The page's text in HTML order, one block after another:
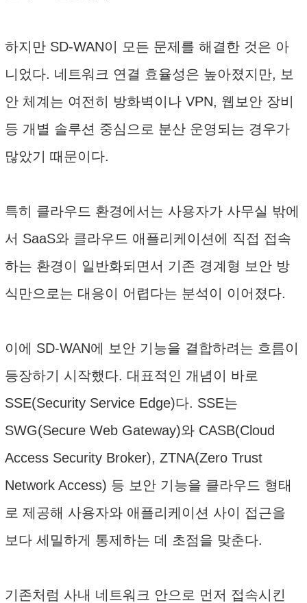
하지만 SD-WAN이 모든 문제를 해결한 것은 아
니었다. 네트워크 연결 효율성은 높아졌지만, 보
안 체계는 여전히 방화벽이나 VPN, 웹보안 장비
등 개별 솔루션 중심으로 분산 운영되는 경우가
많았기 때문이다.
특히 클라우드 환경에서는 사용자가 사무실 밖에
서 SaaS와 클라우드 애플리케이션에 직접 접속
하는 환경이 일반화되면서 기존 경계형 보안 방
식만으로는 대응이 어렵다는 분석이 이어졌다.
이에 SD-WAN에 보안 기능을 결합하려는 흐름이
등장하기 시작했다. 대표적인 개념이 바로
SSE(Security Service Edge)다. SSE는
SWG(Secure Web Gateway)와 CASB(Cloud
Access Security Broker), ZTNA(Zero Trust
Network Access) 등 보안 기능을 클라우드 형태
로 제공해 사용자와 애플리케이션 사이 접근을
보다 세밀하게 통제하는 데 초점을 맞춘다.
기존처럼 사내 네트워크 안으로 먼저 접속시킨